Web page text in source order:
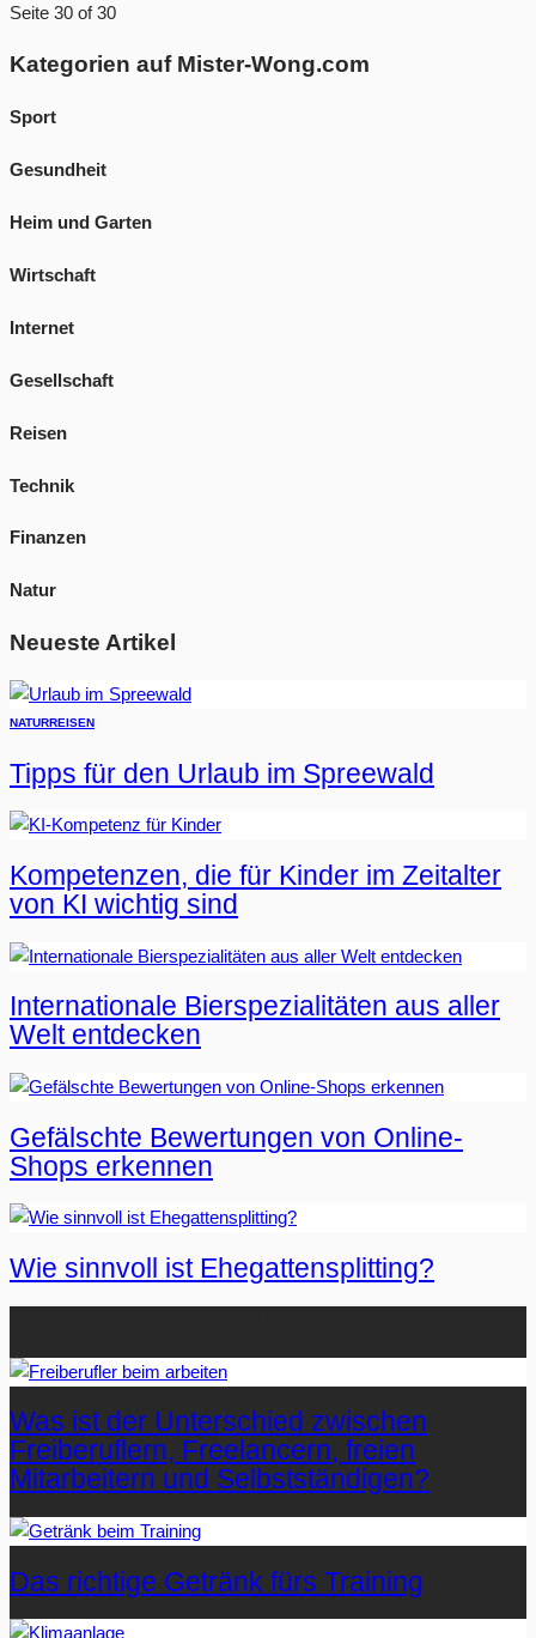
Seite 30 of 30
Kategorien auf Mister-Wong.com
Sport
Gesundheit
Heim und Garten
Wirtschaft
Internet
Gesellschaft
Reisen
Technik
Finanzen
Natur
Neueste Artikel
NATURREISEN
Tipps für den Urlaub im Spreewald
Kompetenzen, die für Kinder im Zeitalter
von KI wichtig sind
Internationale Bierspezialitäten aus aller
Welt entdecken
Gefälschte Bewertungen von Online-
Shops erkennen
Wie sinnvoll ist Ehegattensplitting?
Was ist der Unterschied zwischen
Freiberuflern, Freelancern, freien
Mitarbeitern und Selbstständigen?
Das richtige Getränk fürs Training